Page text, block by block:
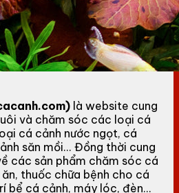
là website cung
và chăm sóc các loại cá
cá cảnh nước ngọt, cá
săn mồi... Đồng thời cung
các sản phẩm chăm sóc cá
thuốc chữa bệnh cho cá
bể cá cảnh, máy lóc, đèn...